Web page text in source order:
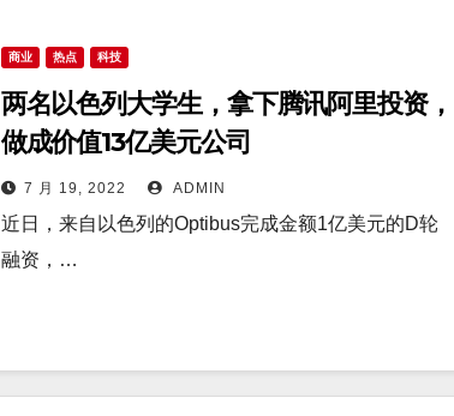
商业 热点 科技
两名以色列大学生，拿下腾讯阿里投资，
做成价值13亿美元公司
7 月 19, 2022 ADMIN
近日，来自以色列的Optibus完成金额1亿美元的D轮
融资，…